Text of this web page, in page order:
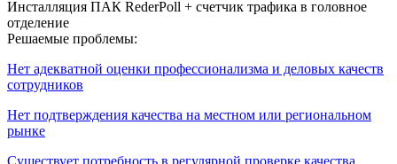
Инсталляция ПАК RederPoll + счетчик трафика в головное
отделение
Решаемые проблемы:
Нет адекватной оценки профессионализма и деловых качеств
сотрудников
Нет подтверждения качества на местном или региональном
рынке